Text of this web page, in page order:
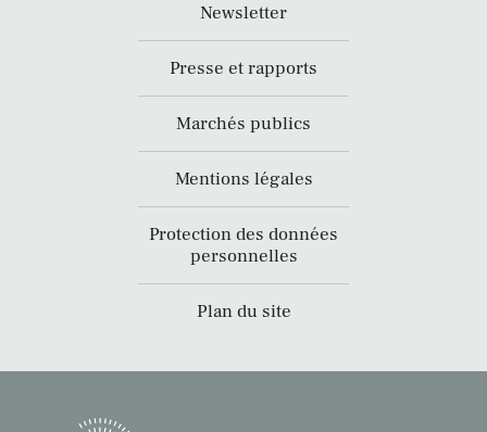
Newsletter
Presse et rapports
Marchés publics
Mentions légales
Protection des données
personnelles
Plan du site